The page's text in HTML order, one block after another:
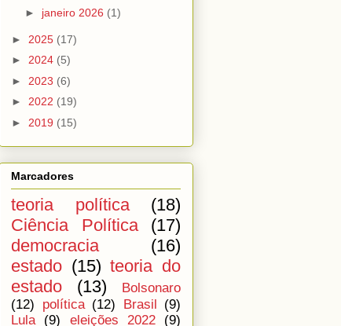
► janeiro 2026 (1)
► 2025 (17)
► 2024 (5)
► 2023 (6)
► 2022 (19)
► 2019 (15)
Marcadores
teoria política
(18)
Ciência Política
(17)
democracia
(16)
estado (15) teoria do
estado
(13)
Bolsonaro
(12)
política (12) Brasil (9)
Lula
(9) eleições 2022
(9)